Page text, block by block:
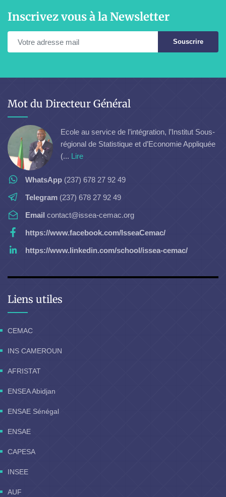
Inscrivez vous à la Newsletter
Souscrire
Mot du Directeur Général
Ecole au service de l’intégration, l’Institut Sous-
régional de Statistique et d’Economie Appliquée
(... Lire
WhatsApp (237) 678 27 92 49
Telegram (237) 678 27 92 49
Email contact@issea-cemac.org
https://www.facebook.com/IsseaCemac/
https://www.linkedin.com/school/issea-cemac/
Liens utiles
CEMAC
INS CAMEROUN
AFRISTAT
ENSEA Abidjan
ENSAE Sénégal
ENSAE
CAPESA
INSEE
AUF